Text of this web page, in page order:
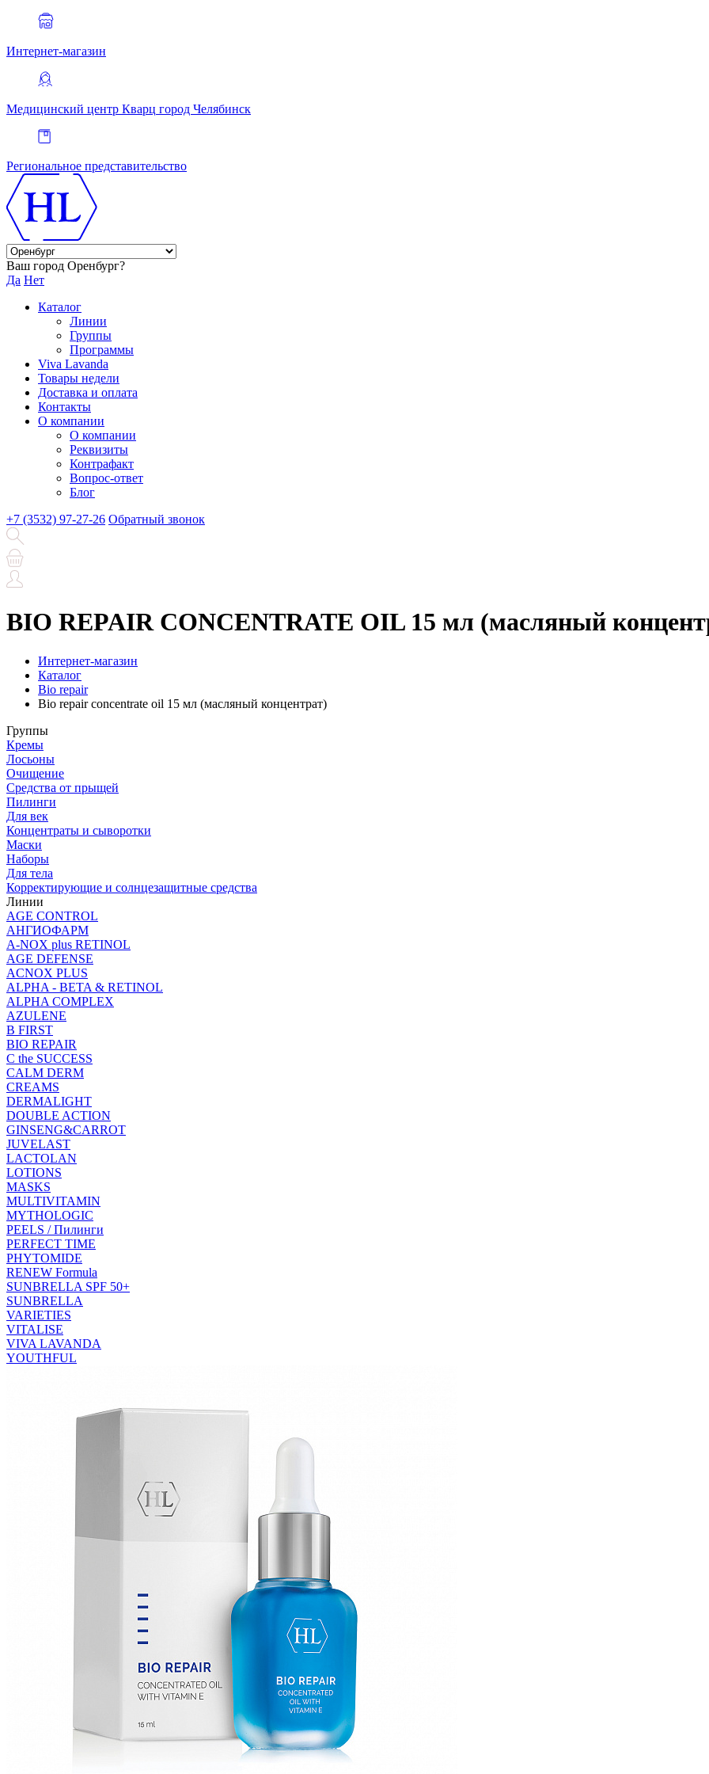
Интернет-магазин
Медицинский центр Кварц город Челябинск
Региональное представительство
Ваш город Оренбург?
Да Нет
Каталог
Линии
Группы
Программы
Viva Lavanda
Товары недели
Доставка и оплата
Контакты
О компании
О компании
Реквизиты
Контрафакт
Вопрос-ответ
Блог
+7 (3532) 97-27-26 Обратный звонок
BIO REPAIR CONCENTRATE OIL 15 мл (масляный
Интернет-магазин
Каталог
Bio repair
Bio repair concentrate oil 15 мл (масляный концентрат)
Группы
Кремы
Лосьоны
Очищение
Средства от прыщей
Пилинги
Для век
Концентраты и сыворотки
Маски
Наборы
Для тела
Корректирующие и солнцезащитные средства
Линии
AGE CONTROL
АНГИОФАРМ
A-NOX plus RETINOL
AGE DEFENSE
ACNOX PLUS
ALPHA - BETA & RETINOL
ALPHA COMPLEX
AZULENE
B FIRST
BIO REPAIR
C the SUCCESS
CALM DERM
CREAMS
DERMALIGHT
DOUBLE ACTION
GINSENG&CARROT
JUVELAST
LACTOLAN
LOTIONS
MASKS
MULTIVITAMIN
MYTHOLOGIC
PEELS / Пилинги
PERFECT TIME
PHYTOMIDE
RENEW Formula
SUNBRELLA SPF 50+
SUNBRELLA
VARIETIES
VITALISE
VIVA LAVANDA
YOUTHFUL